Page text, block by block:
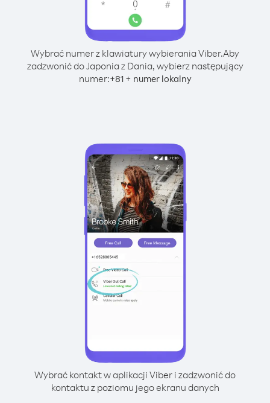
Wybrać numer z klawiatury wybierania Viber.Aby
zadzwonić do Japonia z Dania, wybierz następujący
numer:+81+ numer lokalny
Wybrać kontakt w aplikacji Viber i zadzwonić do
kontaktu z poziomu jego ekranu danych